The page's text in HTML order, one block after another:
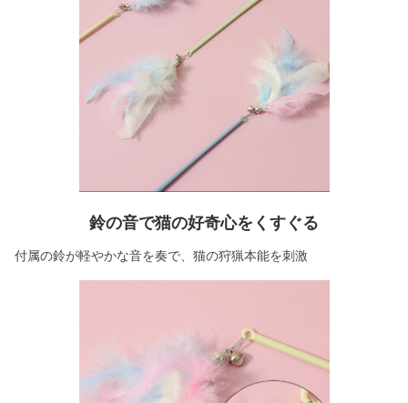
鈴の音で猫の好奇心をくすぐる
付属の鈴が軽やかな音を奏で、猫の狩猟本能を刺激